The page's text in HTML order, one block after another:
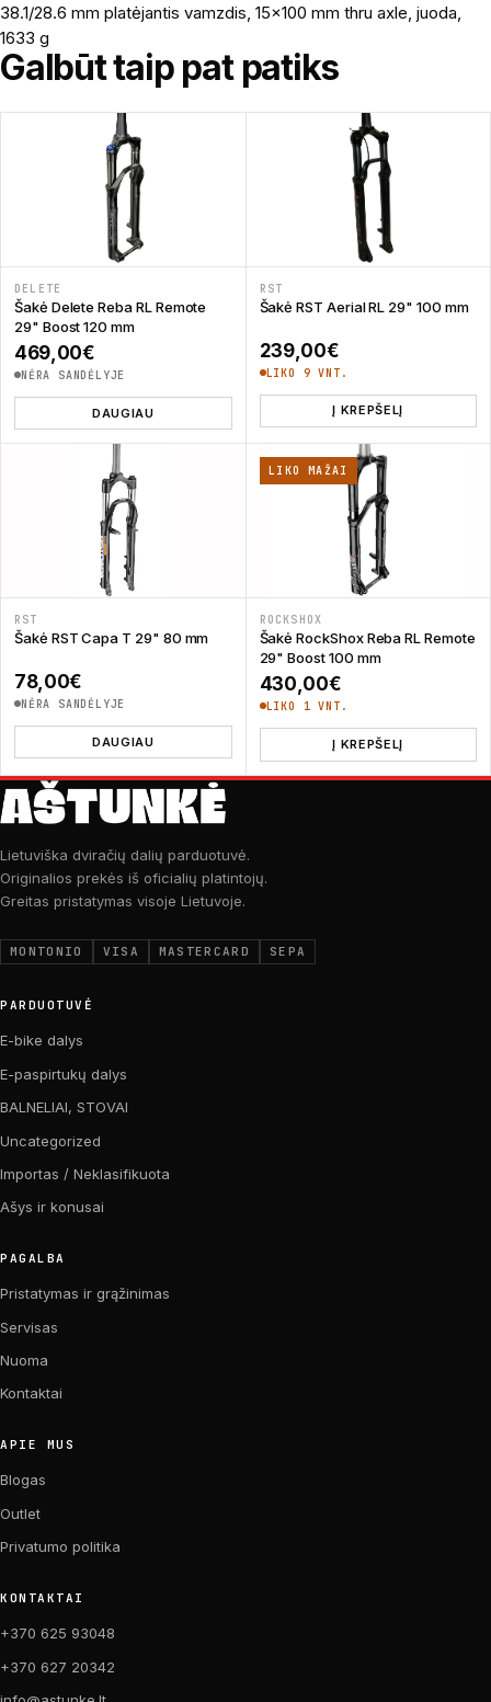
38.1/28.6 mm platėjantis vamzdis, 15×100 mm thru axle, juoda,
1633 g
Galbūt taip pat patiks
DELETE
Šakė Delete Reba RL Remote
29" Boost 120 mm
469,00€
NĖRA SANDĖLYJE
DAUGIAU
RST
Šakė RST Aerial RL 29" 100 mm
239,00€
LIKO 9 VNT.
Į KREPŠELĮ
RST
Šakė RST Capa T 29" 80 mm
78,00€
NĖRA SANDĖLYJE
DAUGIAU
LIKO MAŽAI
ROCKSHOX
Šakė RockShox Reba RL Remote
29" Boost 100 mm
430,00€
LIKO 1 VNT.
Į KREPŠELĮ
Lietuviška dviračių dalių parduotuvė.
Originalios prekės iš oficialių platintojų.
Greitas pristatymas visoje Lietuvoje.
MONTONIO VISA MASTERCARD SEPA
PARDUOTUVĖ
E-bike dalys
E-paspirtukų dalys
BALNELIAI, STOVAI
Uncategorized
Importas / Neklasifikuota
Ašys ir konusai
PAGALBA
Pristatymas ir grąžinimas
Servisas
Nuoma
Kontaktai
APIE MUS
Blogas
Outlet
Privatumo politika
KONTAKTAI
+370 625 93048
+370 627 20342